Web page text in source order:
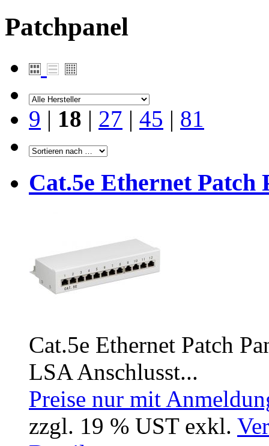
Patchpanel
9 | 18 | 27 | 45 | 81
Cat.5e Ethernet Patch
Cat.5e Ethernet Patch
LSA Anschlusst...
Preise nur mit
zzgl. 19 % UST exkl.